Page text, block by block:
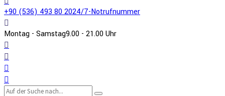
+90 (536) 493 80 2024/7-Notrufnummer
Montag - Samstag9.00 - 21.00 Uhr